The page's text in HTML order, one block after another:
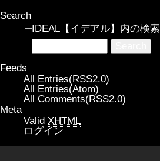
Search
IDEAL【イデアル】内の検索
Feeds
All Entries(RSS2.0)
All Entries(Atom)
All Comments(RSS2.0)
Meta
Valid XHTML
ログイン